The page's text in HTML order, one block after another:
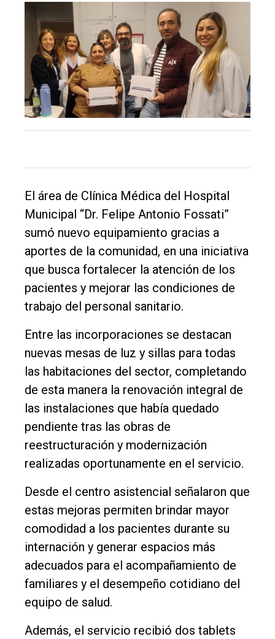
El
Balcarce
Inicio
Tendencia
Int.
General
Cultura
Entrevistas
Rural
Deportes
Fúnebres
Edición
Nosotros
Contacto
El área de Clínica Médica del Hospital
Municipal “Dr. Felipe Antonio Fossati”
sumó nuevo equipamiento gracias a
aportes de la comunidad, en una iniciativa
que busca fortalecer la atención de los
pacientes y mejorar las condiciones de
trabajo del personal sanitario.
Entre las incorporaciones se destacan
nuevas mesas de luz y sillas para todas
las habitaciones del sector, completando
de esta manera la renovación integral de
las instalaciones que había quedado
pendiente tras las obras de
reestructuración y modernización
realizadas oportunamente en el servicio.
Desde el centro asistencial señalaron que
estas mejoras permiten brindar mayor
comodidad a los pacientes durante su
internación y generar espacios más
adecuados para el acompañamiento de
familiares y el desempeño cotidiano del
equipo de salud.
Además, el servicio recibió dos tablets